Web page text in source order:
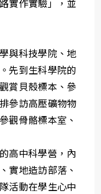
與科技學院、地
先到生科學院的
賞貝殼標本、參
參訪高壓礦物物
觀骨骼標本室、
高中科學營，內
實地造訪部落、
活動在學生心中